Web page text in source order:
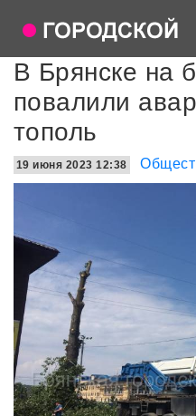
В Брянске на
повалили
тополь
19 июня 2023 12:38